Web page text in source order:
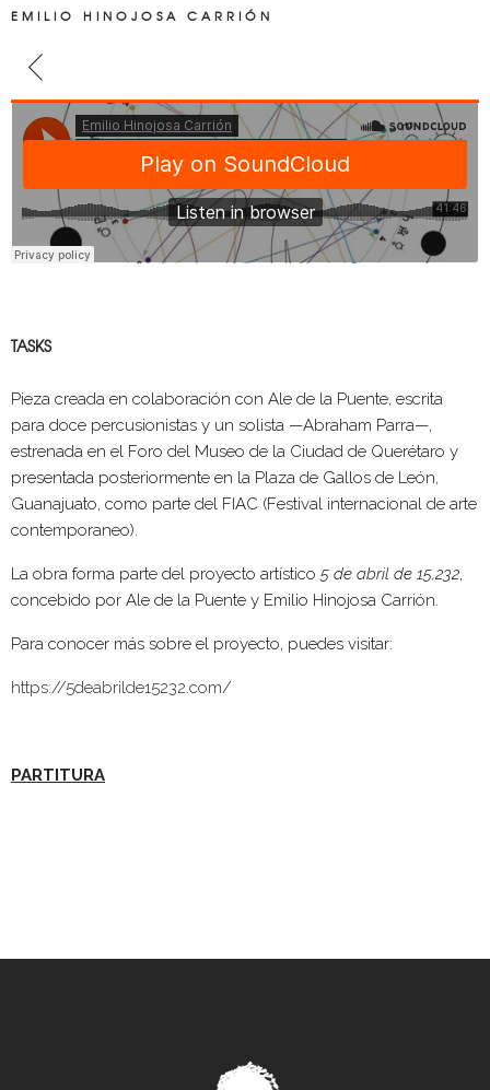
EMILIO HINOJOSA CARRIÓN
TASKS
Pieza creada en colaboración con Ale de la Puente, escrita
para doce percusionistas y un solista —Abraham Parra—,
estrenada en el Foro del Museo de la Ciudad de Querétaro y
presentada posteriormente en la Plaza de Gallos de León,
Guanajuato, como parte del FIAC (Festival internacional de arte
contemporaneo).
La obra forma parte del proyecto artístico5 de abril de 15,232,
concebido por Ale de la Puente y Emilio Hinojosa Carrión.
Para conocer más sobre el proyecto, puedes visitar:
https://5deabrilde15232.com/
PARTITURA